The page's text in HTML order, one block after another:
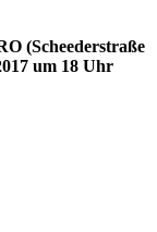
(Scheederstraße
um 18 Uhr